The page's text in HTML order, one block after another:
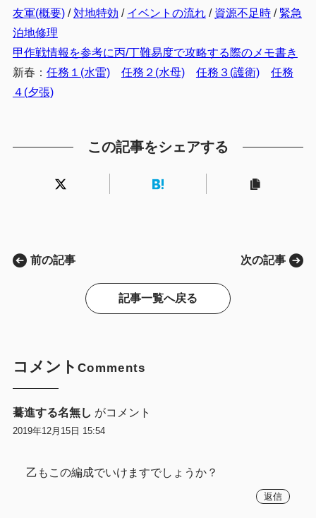
友軍(概要)/対地特効 / イベントの流れ/ 資源不足時/ 緊急
泊地修理
甲作戦情報を参考に丙/丁難易度で攻略する際のメモ書き
新春： 任務１(水雷) 任務２(水母) 任務３(護衛)
任務
４(夕張)
この記事をシェアする
前の記事
記事一覧へ戻る
次の記事
コメント Comments
驀進する名無し がコメント
2019年12月15日 15:54
乙もこの編成でいけますでしょうか？
返信